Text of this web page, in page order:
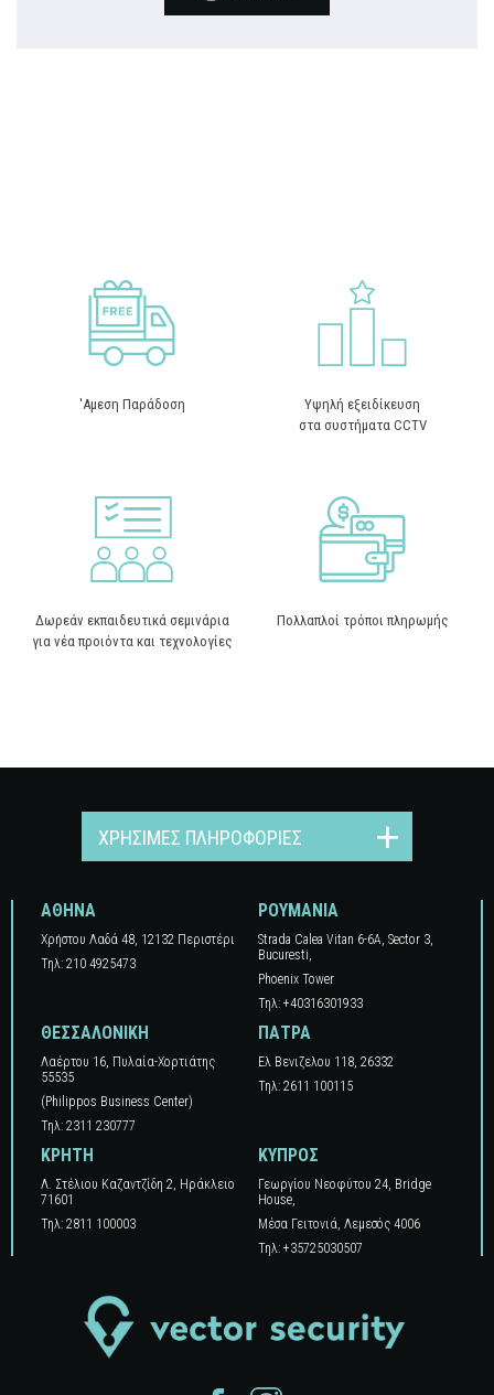
'Αμεση Παράδοση
Υψηλή εξειδίκευση
στα συστήματα CCTV
Δωρεάν εκπαιδευτικά σεμινάρια
για νέα προιόντα και τεχνολογίες
Πολλαπλοί τρόποι πληρωμής
ΧΡΉΣΙΜΕΣ ΠΛΗΡΟΦΟΡΊΕΣ
ΑΘΗΝΑ
Χρήστου Λαδά 48, 12132 Περιστέρι
Τηλ: 210 4925473
ΚΡΗΤΗ
Λ. Στέλιου Καζαντζίδη 2, Ηράκλειο
71601
Τηλ: 2811 100003
ΚΥΠΡΟΣ
Γεωργίου Νεοφύτου 24, Βridge
Ηouse,
Μέσα Γειτονιά, Λεμεσός 4006
Τηλ: +35725030507
ΡΟΥΜΑΝΙΑ
Strada Calea Vitan 6-6A, Sector 3,
Bucuresti,
Phoenix Tower
Τηλ: +40316301933
ΘΕΣΣΑΛΟΝΙΚΗ
Λαέρτου 16, Πυλαία-Χορτιάτης
55535
(Philippos Business Center)
Τηλ: 2311 230777
ΠΑΤΡΑ
Ελ Βενιζελου 118, 26332
Τηλ: 2611 100115